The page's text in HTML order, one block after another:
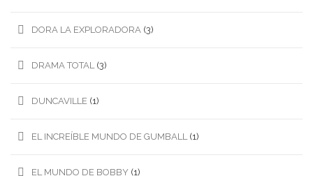
DORA LA EXPLORADORA (3)
DRAMA TOTAL (3)
DUNCAVILLE (1)
EL INCREÍBLE MUNDO DE GUMBALL (1)
EL MUNDO DE BOBBY (1)